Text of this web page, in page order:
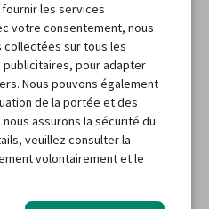
dans
voiture
cher, et
au
heure.
à
pour
les services
votre consentement, nous
sur tous les
pour adapter
Nous pouvons également
de la portée et des
assurons la sécurité du
veuillez consulter la
volontairement et le